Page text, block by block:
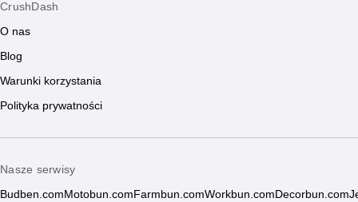
CrushDash
O nas
Blog
Warunki korzystania
Polityka prywatności
Nasze serwisy
Budben.com Motobun.com Farmbun.comWorkbun.com Decorbun.com